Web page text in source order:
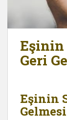
Eşinin
Geri
Eşinin